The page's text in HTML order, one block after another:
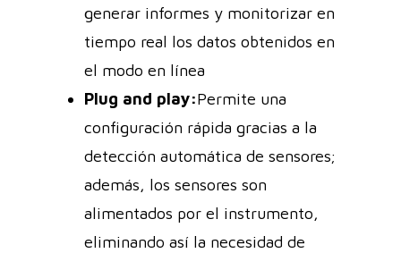
generar informes y monitorizar en
tiempo real los datos obtenidos en
el modo en línea
Plug and play:Permite una
configuración rápida gracias a la
detección automática de sensores;
además, los sensores son
alimentados por el instrumento,
eliminando así la necesidad de